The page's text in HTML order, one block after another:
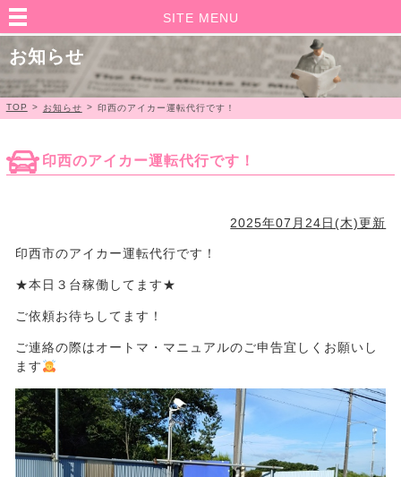
お知らせ
TOP > お知らせ > 印西のアイカー運転代行です！
SITE MENU
印西のアイカー運転代行です！
2025年07月24日(木)更新
印西市のアイカー運転代行です！
★本日３台稼働してます★
ご依頼お待ちしてます！
ご連絡の際はオートマ・マニュアルのご申告宜しくお願いし
ます